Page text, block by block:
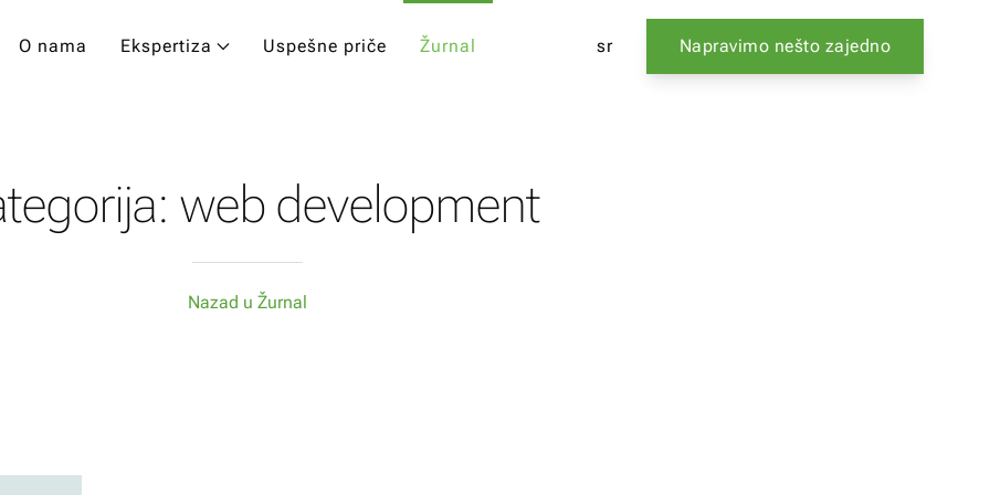
O nama Ekspertiza Uspešne priče Žurnal sr Napravimo nešto zajedno
web development
Nazad u Žurnal